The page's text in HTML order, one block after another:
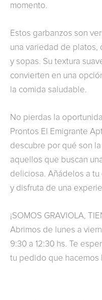
momento.
Estos garbanzos son
una variedad de platos,
y sopas. Su textura
convierten en una
la comida saludable.
No pierdas la
Prontos El Emigrante
descubre por qué son
aquellos que buscan
deliciosa. Añádelos a tu
y disfruta de una
¡SOMOS GRAVIOLA,
Abrimos de lunes a
9:30 a 12:30 hs. Te
tu pedido que hacemos